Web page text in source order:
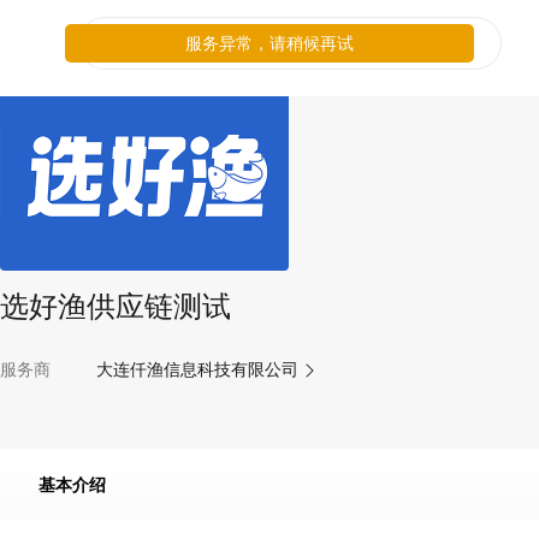
选好渔供应链测试
服务商 大连仟渔信息科技有限公司
基本介绍
服务异常，请稍候再试